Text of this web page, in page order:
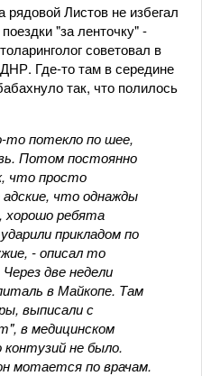
Листов не избегал
"за ленточку" -
советовал в
Где-то там в середине
так, что полилось
то потекло по шее,
Потом постоянно
что просто
что однажды
хорошо ребята
прикладом по
- описал то
две недели
в Майкопе. Там
выписали с
в медицинском
контузий не было.
мотается по врачам.